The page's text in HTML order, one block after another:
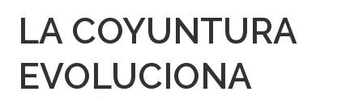
LA COYUNTURA
EVOLUCIONA